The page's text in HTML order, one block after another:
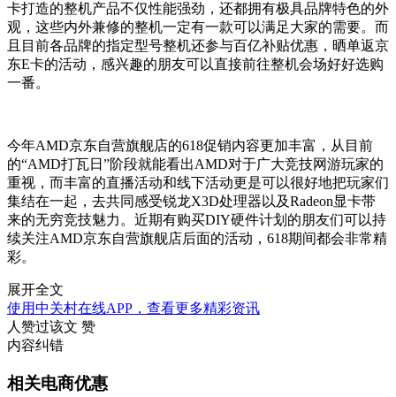
卡打造的整机产品不仅性能强劲，还都拥有极具品牌特色的外
观，这些内外兼修的整机一定有一款可以满足大家的需要。而
且目前各品牌的指定型号整机还参与百亿补贴优惠，晒单返京
东E卡的活动，感兴趣的朋友可以直接前往整机会场好好选购
一番。
今年AMD京东自营旗舰店的618促销内容更加丰富，从目前
的“AMD打瓦日”阶段就能看出AMD对于广大竞技网游玩家的
重视，而丰富的直播活动和线下活动更是可以很好地把玩家们
集结在一起，去共同感受锐龙X3D处理器以及Radeon显卡带
来的无穷竞技魅力。近期有购买DIY硬件计划的朋友们可以持
续关注AMD京东自营旗舰店后面的活动，618期间都会非常精
彩。
展开全文
使用中关村在线APP，查看更多精彩资讯
人赞过该文 赞
内容纠错
相关电商优惠